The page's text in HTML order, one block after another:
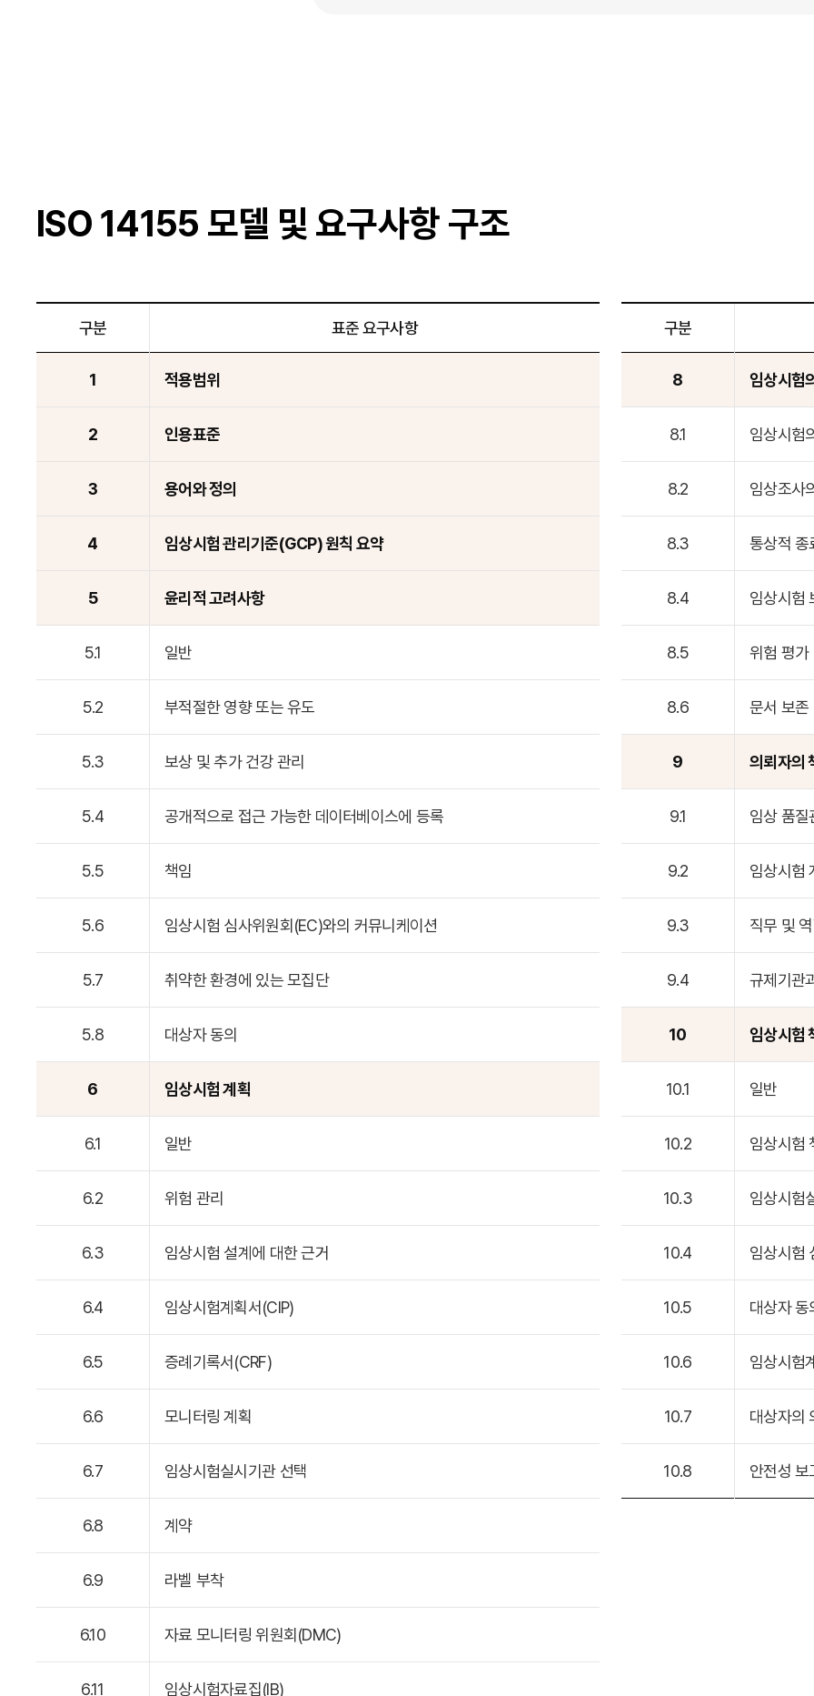
ISO 14155 모델 및 요구사항 구조
구분 표준 요구사항
1 적용범위
2 인용표준
3 용어와 정의
4 임상시험 관리기준(GCP) 원칙 요약
5 윤리적 고려사항
5.1 일반
5.2 부적절한 영향 또는 유도
5.3 보상 및 추가 건강 관리
5.4 공개적으로 접근 가능한 데이터베이스에 등록
5.5 책임
5.6 임상시험 심사위원회(EC)와의 커뮤니케이션
5.7 취약한 환경에 있는 모집단
5.8 대상자 동의
6 임상시험 계획
6.1 일반
6.2 위험 관리
6.3 임상시험 설계에 대한 근거
6.4 임상시험계획서(CIP)
6.5 증례기록서(CRF)
6.6 모니터링 계획
6.7 임상시험실시기관 선택
6.8 계약
6.9 라벨 부착
6.10 자료 모니터링 위원회(DMC)
6.11 임상시험자료집(IB)
구분
8 임상시험
8.1 임상시험
8.2 임상조사
8.3 통상적 종
8.4 임상시험
8.5 위험 평가
8.6 문서 보존
9 의뢰자의
9.1 임상 품질
9.2 임상시험
9.3 직무 및
9.4 규제기관
10 임상시험
10.1 일반
10.2 임상시험
10.3 임상시험
10.4 임상시험
10.5 대상자 동
10.6 임상시험
10.7 대상자의
10.8 안전성 보